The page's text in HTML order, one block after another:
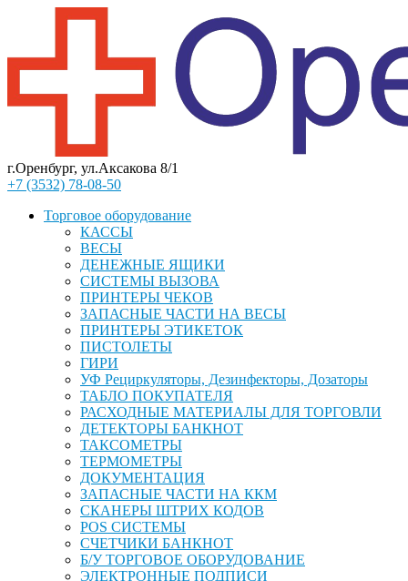
г.Оренбург, ул.Аксакова 8/1
+7 (3532) 78-08-50
Торговое оборудование
КАССЫ
ВЕСЫ
ДЕНЕЖНЫЕ ЯЩИКИ
СИСТЕМЫ ВЫЗОВА
ПРИНТЕРЫ ЧЕКОВ
ЗАПАСНЫЕ ЧАСТИ НА ВЕСЫ
ПРИНТЕРЫ ЭТИКЕТОК
ПИСТОЛЕТЫ
ГИРИ
УФ Рециркуляторы, Дезинфекторы, Дозаторы
ТАБЛО ПОКУПАТЕЛЯ
РАСХОДНЫЕ МАТЕРИАЛЫ ДЛЯ ТОРГОВЛИ
ДЕТЕКТОРЫ БАНКНОТ
ТАКСОМЕТРЫ
ТЕРМОМЕТРЫ
ДОКУМЕНТАЦИЯ
ЗАПАСНЫЕ ЧАСТИ НА ККМ
СКАНЕРЫ ШТРИХ КОДОВ
POS СИСТЕМЫ
СЧЕТЧИКИ БАНКНОТ
Б/У ТОРГОВОЕ ОБОРУДОВАНИЕ
ЭЛЕКТРОННЫЕ ПОДПИСИ